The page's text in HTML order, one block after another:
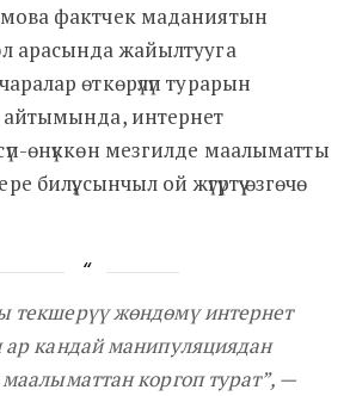
фактчек маданиятын
арасында жайылтууга
өткөрүлүп турарын
интернет
өнүккөн мезгилде маалыматты
билүү, сынчыл ой жүгүртүү өзгөчө
текшерүү жөндөмү интернет
ар кандай манипуляциядан
коргоп турат”, —